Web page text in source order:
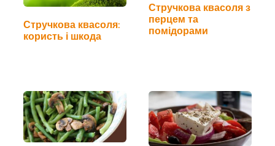
Стручкова квасоля:
користь і шкода
Стручкова квасоля з
перцем та
помідорами